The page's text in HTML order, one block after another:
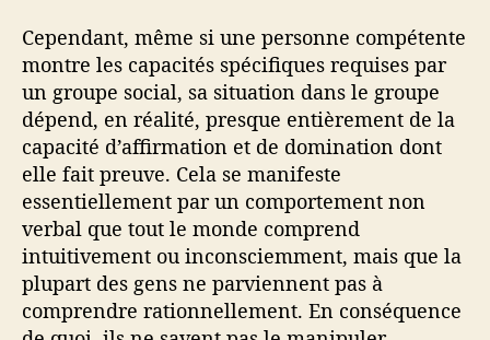
Cependant, même si une personne compétente
montre les capacités spécifiques requises par
un groupe social, sa situation dans le groupe
dépend, en réalité, presque entièrement de ​​la
capacité d’affirmation et de domination dont
elle fait preuve. Cela se manifeste
essentiellement par un comportement non
verbal que tout le monde comprend
intuitivement ou inconsciemment, mais que la
plupart des gens ne parviennent pas à
comprendre rationnellement. En conséquence